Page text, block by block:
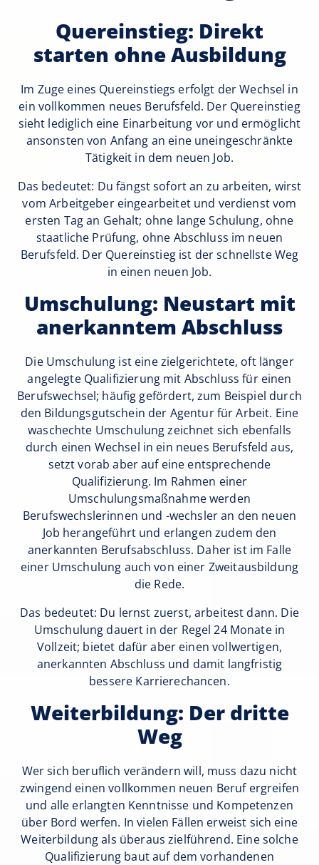
Quereinstieg: Direkt
starten ohne Ausbildung
Im Zuge eines Quereinstiegs erfolgt der Wechsel in
ein vollkommen neues Berufsfeld. Der Quereinstieg
sieht lediglich eine Einarbeitung vor und ermöglicht
ansonsten von Anfang an eine uneingeschränkte
Tätigkeit in dem neuen Job.
Das bedeutet: Du fängst sofort an zu arbeiten, wirst
vom Arbeitgeber eingearbeitet und verdienst vom
ersten Tag an Gehalt; ohne lange Schulung, ohne
staatliche Prüfung, ohne Abschluss im neuen
Berufsfeld. Der Quereinstieg ist der schnellste Weg
in einen neuen Job.
Umschulung: Neustart mit
anerkanntem Abschluss
Die Umschulung ist eine zielgerichtete, oft länger
angelegte Qualifizierung mit Abschluss für einen
Berufswechsel; häufig gefördert, zum Beispiel durch
den Bildungsgutschein der Agentur für Arbeit. Eine
waschechte Umschulung zeichnet sich ebenfalls
durch einen Wechsel in ein neues Berufsfeld aus,
setzt vorab aber auf eine entsprechende
Qualifizierung. Im Rahmen einer
Umschulungsmaßnahme werden
Berufswechslerinnen und -wechsler an den neuen
Job herangeführt und erlangen zudem den
anerkannten Berufsabschluss. Daher ist im Falle
einer Umschulung auch von einer Zweitausbildung
die Rede.
Das bedeutet: Du lernst zuerst, arbeitest dann. Die
Umschulung dauert in der Regel 24 Monate in
Vollzeit; bietet dafür aber einen vollwertigen,
anerkannten Abschluss und damit langfristig
bessere Karrierechancen.
Weiterbildung: Der dritte
Weg
Wer sich beruflich verändern will, muss dazu nicht
zwingend einen vollkommen neuen Beruf ergreifen
und alle erlangten Kenntnisse und Kompetenzen
über Bord werfen. In vielen Fällen erweist sich eine
Weiterbildung als überaus zielführend. Eine solche
Qualifizierung baut auf dem vorhandenen